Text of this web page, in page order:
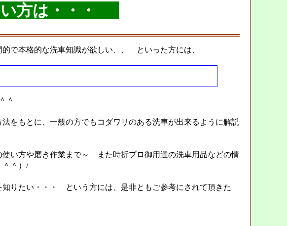
方は・・・
で本格的な洗車知識が欲しい、、 といった方には、
＾
をもとに、一般の方でもコダワリのある洗車が出来るように解説
い方や磨き作業まで～ また時折プロ御用達の洗車用品などの情
＾）/
りたい・・・ という方には、是非ともご参考にされて頂きた